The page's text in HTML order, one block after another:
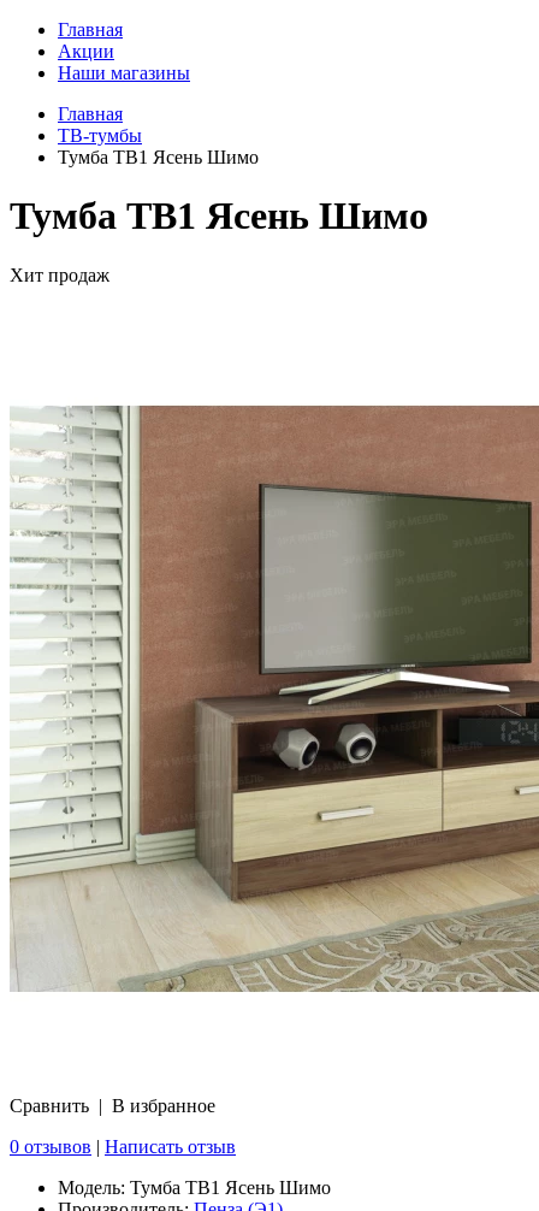
Главная
Акции
Наши магазины
Главная
ТВ-тумбы
Тумба ТВ1 Ясень Шимо
Тумба ТВ1 Ясень Шимо
Хит продаж
Сравнить | В избранное
0 отзывов | Написать отзыв
Модель: Тумба ТВ1 Ясень Шимо